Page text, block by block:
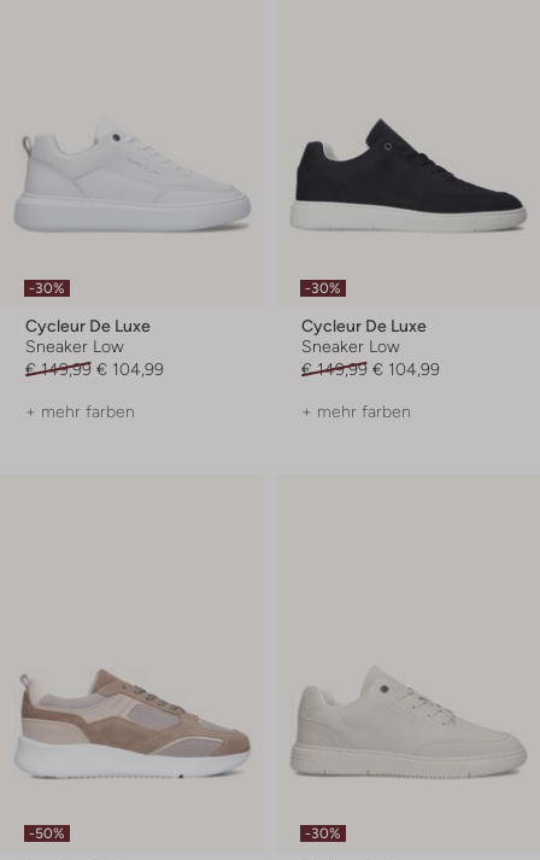
-30%
Cycleur De Luxe
Sneaker Low
€ 149,99 € 104,99
+ mehr farben
-30%
Cycleur De Luxe
Sneaker Low
€ 149,99 € 104,99
+ mehr farben
-50% -30%